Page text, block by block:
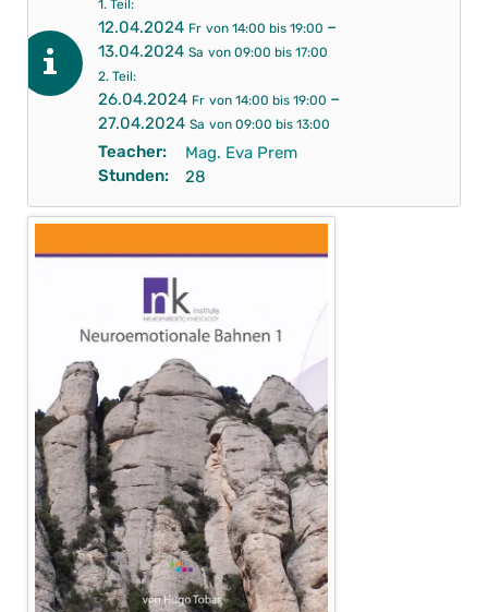
1. Teil:
12.04.2024 Fr von 14:00 bis 19:00 –
13.04.2024 Sa von 09:00 bis 17:00
2. Teil:
26.04.2024 Fr von 14:00 bis 19:00 –
27.04.2024 Sa von 09:00 bis 13:00
Teacher:
Mag. Eva Prem
Stunden:
28